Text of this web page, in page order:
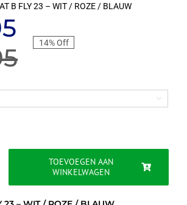
B FLY 23 – WIT / ROZE / BLAUW
14% Off

TOEVOEGEN AAN
WINKELWAGEN